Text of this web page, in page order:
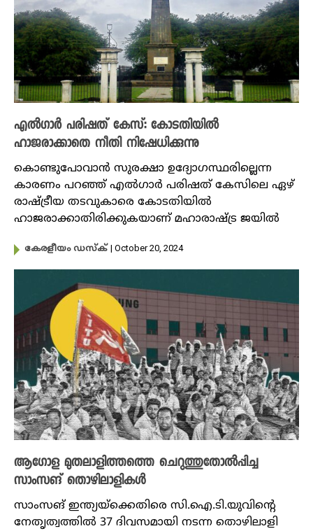
എൽ​ഗാർ പരിഷത് കേസ്: കോടതിയിൽ
ഹാജരാക്കാതെ നീതി നിഷേധിക്കുന്നു
കൊണ്ടുപോവാൻ സുരക്ഷാ ഉദ്യോഗസ്ഥരില്ലെന്ന
കാരണം പറഞ്ഞ് എൽഗാർ പരിഷത് കേസിലെ ഏഴ്
രാഷ്ട്രീയ തടവുകാരെ കോടതിയിൽ
ഹാജരാക്കാതിരിക്കുകയാണ് മഹാരാഷ്ട്ര ജയിൽ
കേരളീയം ഡസ്ക് | October 20, 2024
ആഗോള മുതലാളിത്തത്തെ ചെറുത്തുതോൽപ്പിച്ച
സാംസങ് തൊഴിലാളികൾ
സാംസങ് ഇന്ത്യയ്ക്കെതിരെ സി.ഐ.ടി.യുവിന്റെ
നേതൃത്വത്തിൽ 37 ദിവസമായി നടന്ന തൊഴിലാളി